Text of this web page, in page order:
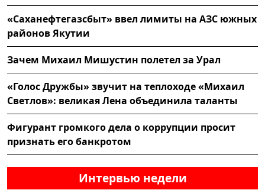
«Саханефтегазсбыт» ввел лимиты на АЗС южных
районов Якутии
Зачем Михаил Мишустин полетел за Урал
«Голос Дружбы» звучит на теплоходе «Михаил
Светлов»: великая Лена объединила таланты
Фигурант громкого дела о коррупции просит
признать его банкротом
Интервью недели